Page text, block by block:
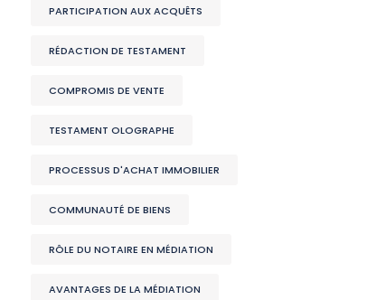
PARTICIPATION AUX ACQUÊTS
RÉDACTION DE TESTAMENT
COMPROMIS DE VENTE
TESTAMENT OLOGRAPHE
PROCESSUS D'ACHAT IMMOBILIER
COMMUNAUTÉ DE BIENS
RÔLE DU NOTAIRE EN MÉDIATION
AVANTAGES DE LA MÉDIATION